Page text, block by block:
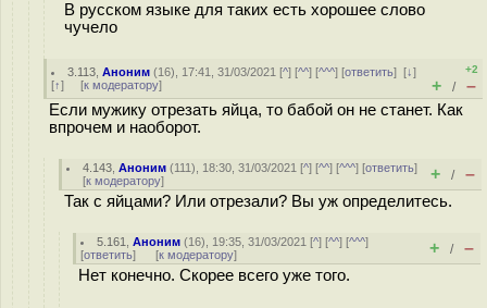
В русском языке для таких есть хорошее слово
чучело
3.113 ,Аноним (16), 17:41, 31/03/2021 [^] [^^] [^^^] [ответить][↓]
[↑] [к модератору]
+2
+ / –
Если мужику отрезать яйца, то бабой он не станет. Как
впрочем и наоборот.
4.143 ,Аноним (111), 18:30, 31/03/2021 [^] [^^] [^^^] [ответить]
[к модератору] + / –
Так с яйцами? Или отрезали? Вы уж определитесь.
5.161 ,Аноним (16), 19:35, 31/03/2021 [^] [^^] [^^^]
[ответить] [к модератору] + / –
Нет конечно. Скорее всего уже того.